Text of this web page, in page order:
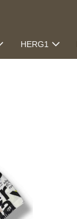
HERG1